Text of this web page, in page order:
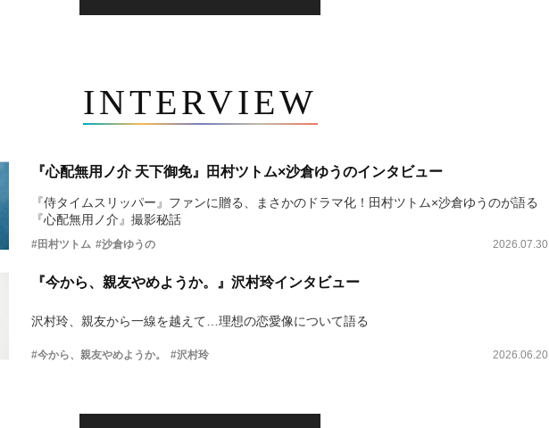
INTERVIEW
『心配無用ノ介 天下御免』田村ツトム×沙倉ゆうのインタビュー
『侍タイムスリッパー』ファンに贈る、まさかのドラマ化！田村ツトム×沙倉ゆうのが語る
『心配無用ノ介』撮影秘話
#田村ツトム #沙倉ゆうの 2026.07.30
『今から、親友やめようか。』沢村玲インタビュー
沢村玲、親友から一線を越えて…理想の恋愛像について語る
#今から、親友やめようか。 #沢村玲 2026.06.20